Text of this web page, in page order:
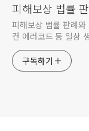
피해보상 법률
피해보상 법률 판례
컨 에러코드 등 일상
구독하기